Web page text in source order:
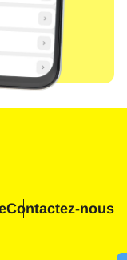
Contactez-nous